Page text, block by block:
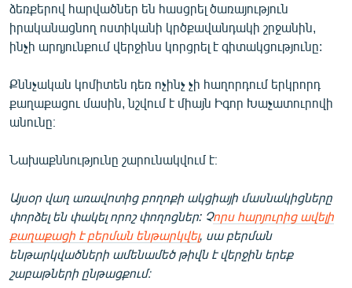
ձեռքերով հարվածներ են հասցրել ծառայություն
իրականացնող ոստիկանի կրծքավանդակի շրջանին,
ինչի արդյունքում վերջինս կորցրել է գիտակցությունը:
Քննչական կոմիտեն դեռ ոչինչ չի հաղորդում երկրորդ
քաղաքացու մասին, նշվում է միայն Իգոր Խաչատուրովի
անունը։
Նախաքննությունը շարունակվում է։
Այսօր վաղ առավոտից բողոքի ակցիայի մասնակիցները
փորձել են փակել որոշ փողոցներ: Չորս հարյուրից ավելի
քաղաքացի է բերման ենթարկվել, սա բերման
ենթարկվածների ամենամեծ թիվն է վերջին երեք
շաբաթների ընթացքում։